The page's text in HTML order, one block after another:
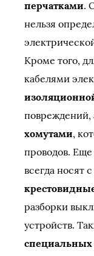
перчатками.
нельзя
Кроме того,
кабелями
повреждений,
хомутами,
проводов.
всегда носят
разборки
устройств.
специальных